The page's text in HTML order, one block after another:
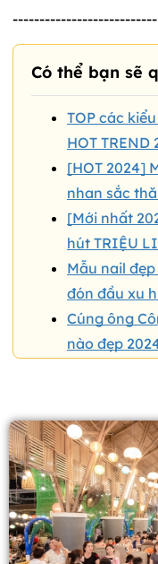
---------------------------
Có thể bạn sẽ
TOP các
HOT
[HOT 2024]
nhan sắc
[Mới nhất
hút TRIỆU
Mẫu nail đẹp
đón đầu xu
Cúng ông
nào đẹp